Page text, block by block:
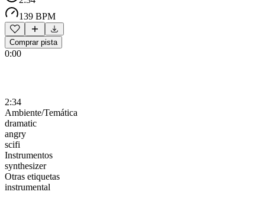
139 BPM
Comprar pista
0:00
2:34
Ambiente/Temática
dramatic
angry
scifi
Instrumentos
synthesizer
Otras etiquetas
instrumental